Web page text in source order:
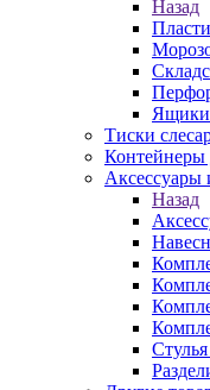
Назад
Ящики
Тиски
Контейнеры
Назад